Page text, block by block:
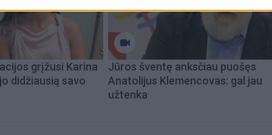
grįžusi Karina
didžiausią savo
Jūros šventę anksčiau puošęs
Anatolijus Klemencovas: gal jau
užtenka